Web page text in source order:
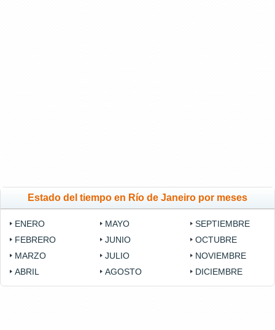
Estado del tiempo en Río de Janeiro por meses
ENERO
FEBRERO
MARZO
ABRIL
MAYO
JUNIO
JULIO
AGOSTO
SEPTIEMBRE
OCTUBRE
NOVIEMBRE
DICIEMBRE